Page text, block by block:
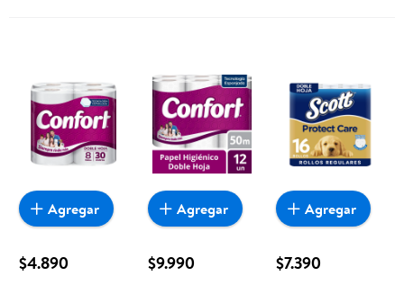
$4.890
Agregar
$9.990
Agregar
$7.390
Agregar